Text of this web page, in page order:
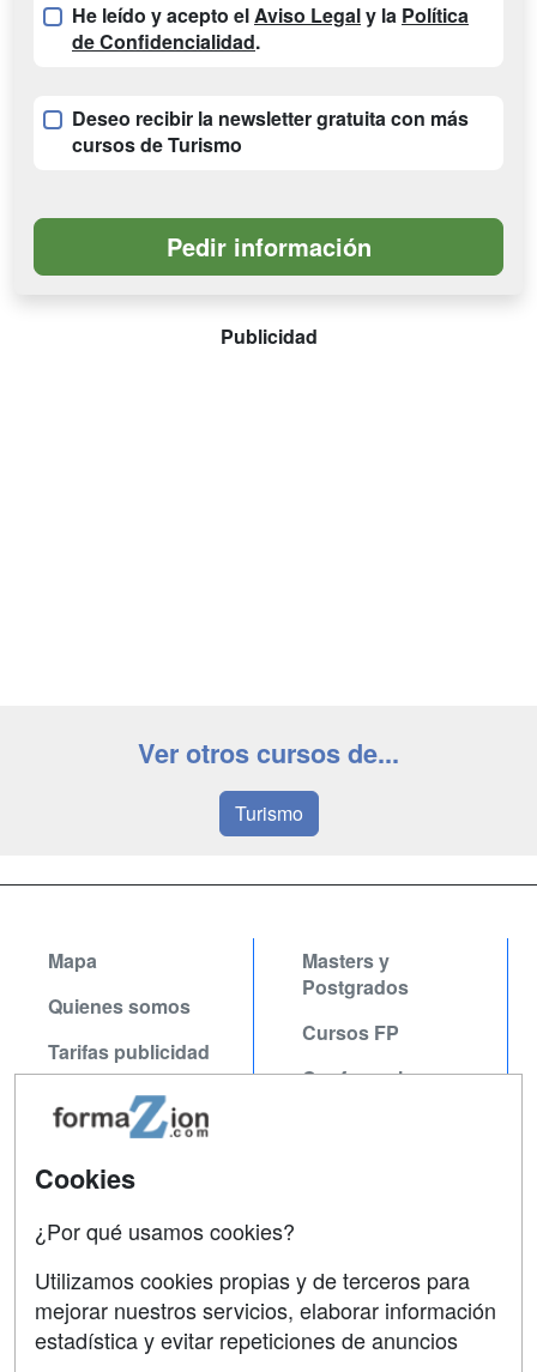
He leído y acepto elAviso Legaly la Política
de Confidencialidad.
Deseo recibir la newsletter gratuita con más
cursos deTurismo
Publicidad
Ver otros cursos de...
Turismo
Mapa
Quienes somos
Tarifas publicidad
Acceso Usuarios
Acceso Centros
Masters y
Postgrados
Cursos FP
Conferencias
Contactar
Confidencialidad
Aviso legal
Cookies
¿Por qué usamos cookies?
Utilizamos cookies propias y de terceros para
mejorar nuestros servicios, elaborar información
estadística y evitar repeticiones de anuncios